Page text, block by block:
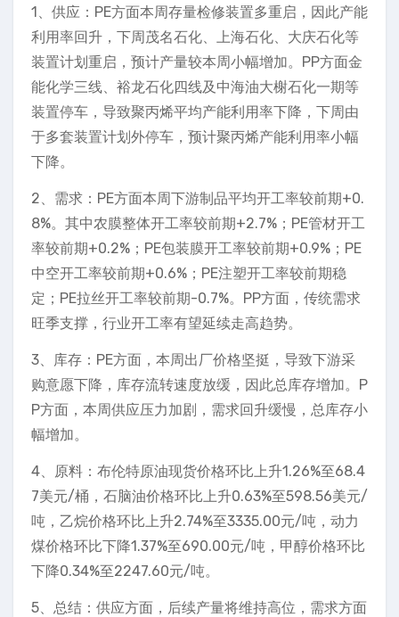
1、供应：PE方面本周存量检修装置多重启，因此产能
利用率回升，下周茂名石化、上海石化、大庆石化等
装置计划重启，预计产量较本周小幅增加。PP方面金
能化学三线、裕龙石化四线及中海油大榭石化一期等
装置停车，导致聚丙烯平均产能利用率下降，下周由
于多套装置计划外停车，预计聚丙烯产能利用率小幅
下降。
2、需求：PE方面本周下游制品平均开工率较前期+0.
8%。其中农膜整体开工率较前期+2.7%；PE管材开工
率较前期+0.2%；PE包装膜开工率较前期+0.9%；PE
中空开工率较前期+0.6%；PE注塑开工率较前期稳
定；PE拉丝开工率较前期-0.7%。PP方面，传统需求
旺季支撑，行业开工率有望延续走高趋势。
3、库存：PE方面，本周出厂价格坚挺，导致下游采
购意愿下降，库存流转速度放缓，因此总库存增加。P
P方面，本周供应压力加剧，需求回升缓慢，总库存小
幅增加。
4、原料：布伦特原油现货价格环比上升1.26%至68.4
7美元/桶，石脑油价格环比上升0.63%至598.56美元/
吨，乙烷价格环比上升2.74%至3335.00元/吨，动力
煤价格环比下降1.37%至690.00元/吨，甲醇价格环比
下降0.34%至2247.60元/吨。
5、总结：供应方面，后续产量将维持高位，需求方面